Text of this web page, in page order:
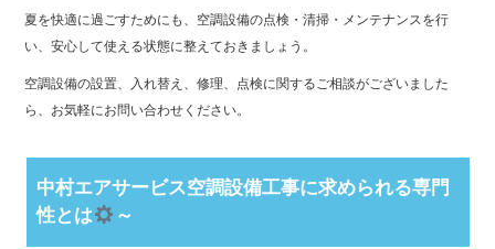
夏を快適に過ごすためにも、空調設備の点検・清掃・メンテナンスを行
い、安心して使える状態に整えておきましょう。
空調設備の設置、入れ替え、修理、点検に関するご相談がございました
ら、お気軽にお問い合わせください。
中村エアサービス空調設備工事に求められる専門
性とは
～